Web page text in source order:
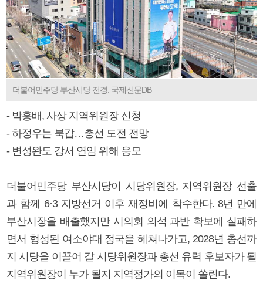
더불어민주당 부산시당 전경. 국제신문DB
- 박홍배, 사상 지역위원장 신청
- 하정우는 북갑…총선 도전 전망
- 변성완도 강서 연임 위해 응모
더불어민주당 부산시당이 시당위원장, 지역위원장 선출
과 함께 6·3 지방선거 이후 재정비에 착수한다. 8년 만에
부산시장을 배출했지만 시의회 의석 과반 확보에 실패하
면서 형성된 여소야대 정국을 헤쳐나가고, 2028년 총선까
지 시당을 이끌어 갈 시당위원장과 총선 유력 후보자가 될
지역위원장이 누가 될지 지역정가의 이목이 쏠린다.